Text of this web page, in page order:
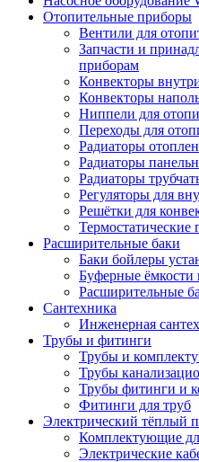
Отопительные приборы
Вентили для
Запчасти и
приборам
Конвекторы
Конвекторы
Ниппели для
Переходы для
Радиаторы
Радиаторы
Радиаторы
Регуляторы для
Решётки для
Термостатические
Расширительные баки
Баки бойлеры
Буферные ёмкости
Расширительные
Сантехника
Инженерная
Трубы и фитинги
Трубы и
Трубы
Трубы фитинги и
Фитинги для труб
Электрический тёплый
Комплектующие
Электрические